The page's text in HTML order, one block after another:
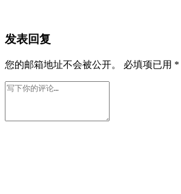
发表回复
您的邮箱地址不会被公开。 必填项已用 *